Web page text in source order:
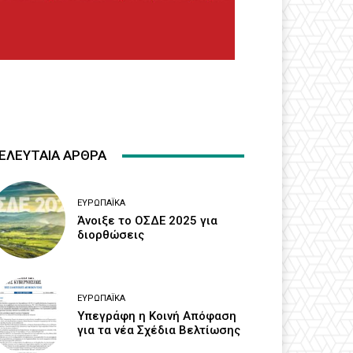
ΑΡΘΡΑ
ΕΥΡΩΠΑΪΚΆ
Άνοιξε το ΟΣΔΕ 2025 για
διορθώσεις
ΕΥΡΩΠΑΪΚΆ
Υπεγράφη η Κοινή Απόφαση
για τα νέα Σχέδια Βελτίωσης